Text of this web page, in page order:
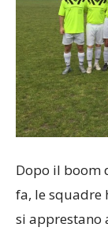
Dopo il boom
fa, le squadre
si apprestano